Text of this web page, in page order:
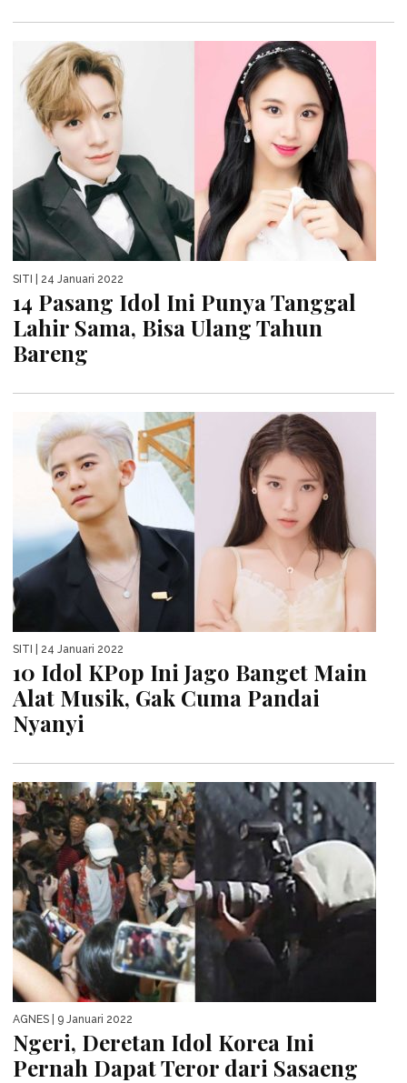
SITI | 24 Januari 2022
14 Pasang Idol Ini Punya Tanggal
Lahir Sama, Bisa Ulang Tahun
Bareng
SITI | 24 Januari 2022
10 Idol KPop Ini Jago Banget Main
Alat Musik, Gak Cuma Pandai
Nyanyi
AGNES | 9 Januari 2022
Ngeri, Deretan Idol Korea Ini
Pernah Dapat Teror dari Sasaeng